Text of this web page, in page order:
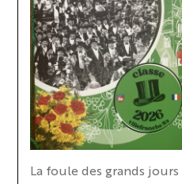
La foule des grands